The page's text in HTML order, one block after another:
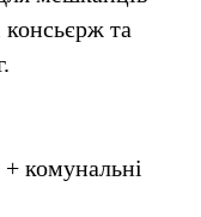
та
комунальні